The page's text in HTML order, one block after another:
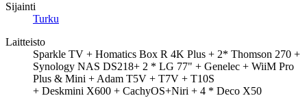
Sijainti
Turku
Laitteisto
Sparkle TV + Homatics Box R 4K Plus + 2* Thomson 270 +
Synology NAS DS218+ 2 * LG 77" + Genelec + WiiM Pro
Plus & Mini + Adam T5V + T7V + T10S
+ Deskmini X600 + CachyOS+Niri + 4 * Deco X50